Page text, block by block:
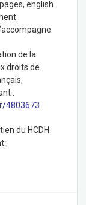
english
de la
droits de
:
4803673
du HCDH
: